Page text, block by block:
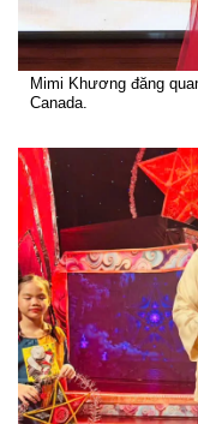
Mimi Khương đăng
Canada.